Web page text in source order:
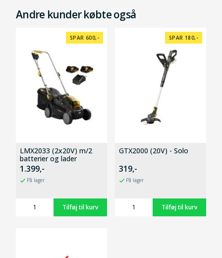
Andre kunder købte også
SPAR 600,-
LMX2033 (2x20V) m/2
batterier og lader
1.399,-
På lager
SPAR 180,-
GTX2000 (20V) - Solo
319,-
På lager